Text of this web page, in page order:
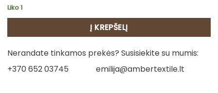
Liko 1
Į KREPŠELĮ
Nerandate tinkamos prekės? Susisiekite su mumis:
+370 652 03745
emilija@ambertextile.lt